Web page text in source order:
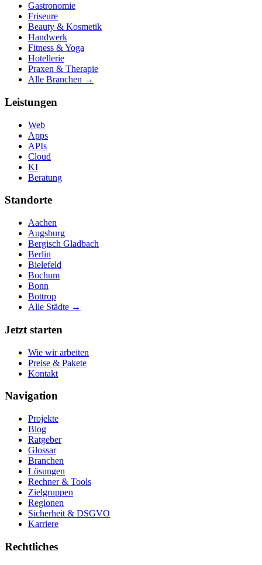
Gastronomie
Friseure
Beauty & Kosmetik
Handwerk
Fitness & Yoga
Hotellerie
Praxen & Therapie
Alle Branchen →
Leistungen
Web
Apps
APIs
Cloud
KI
Beratung
Standorte
Aachen
Augsburg
Bergisch Gladbach
Berlin
Bielefeld
Bochum
Bonn
Bottrop
Alle Städte →
Jetzt starten
Wie wir arbeiten
Preise & Pakete
Kontakt
Navigation
Projekte
Blog
Ratgeber
Glossar
Branchen
Lösungen
Rechner & Tools
Zielgruppen
Regionen
Sicherheit & DSGVO
Karriere
Rechtliches